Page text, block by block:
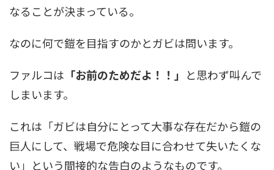
なることが決まっている。
なのに何で鎧を目指すのかとガビは問います。
ファルコは 「お前のためだよ！！」 と思わず叫んで
しまいます。
これは「ガビは自分にとって大事な存在だから鎧の
巨人にして、戦場で危険な目に合わせて失いたくな
い」という間接的な告白のようなものです。